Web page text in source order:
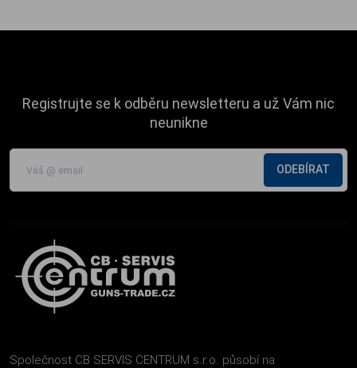
Registrujte se k odběru newsletteru a už Vám nic
neunikne
ODEBÍRAT
Společnost CB SERVIS CENTRUM s.r.o. působí na